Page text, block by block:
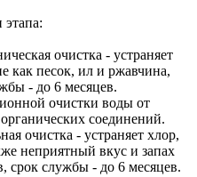
очистка - устраняет
как песок, ил и ржавчина,
- до 6 месяцев.
очистки воды от
соединений.
очистка - устраняет хлор,
неприятный вкус и запах
срок службы - до 6 месяцев.